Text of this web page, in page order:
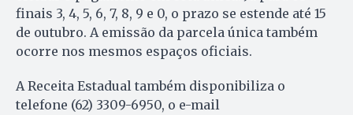
finais 3, 4, 5, 6, 7, 8, 9 e 0, o prazo se estende até 15
de outubro. A emissão da parcela única também
ocorre nos mesmos espaços oficiais.
A Receita Estadual também disponibiliza o
telefone (62) 3309-6950, o e-mail